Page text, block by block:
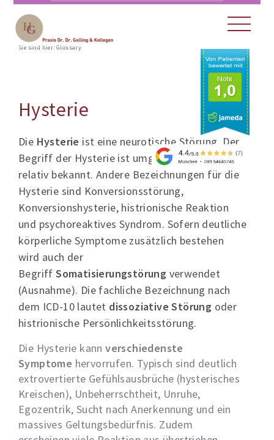
Sie sind hier:Glossary
Hysterie
Die Hysterie ist eine neurotische Störung. Der
Begriff der Hysterie ist umgangssprachlich
relativ bekannt. Andere Bezeichnungen für die
Hysterie sind Konversionsstörung,
Konversionshysterie, histrionische Reaktion
und psychoreaktives Syndrom. Sofern deutliche
körperliche Symptome zusätzlich bestehen
wird auch der
BegriffSomatisierungstörung verwendet
(Ausnahme). Die fachliche Bezeichnung nach
dem ICD-10 lautet dissoziative Störung oder
histrionische Persönlichkeitsstörung.
Die Hysterie kannverschiedenste
Symptome hervorrufen. Typisch sind deutlich
extrovertierte Gefühlsausbrüche (hysterisches
Kreischen), Unbeherrschtheit, Unruhe,
Egozentrik, Sucht nach Anerkennung und ein
massives Geltungsbedürfnis. Zudem